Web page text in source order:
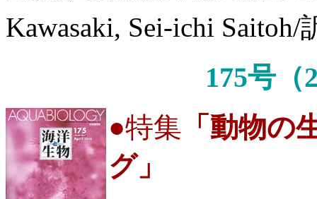
Kawasaki, Sei-ichi
175号（
●特集 「動物
グ」